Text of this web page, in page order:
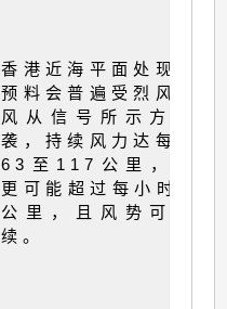
香港近海平面处现正或
预料会普遍受烈风或暴
风从信号所示方向吹
袭，持续风力达每小时
63至117公里，阵风
更可能超过每小时180
公里，且风势可能持
续。